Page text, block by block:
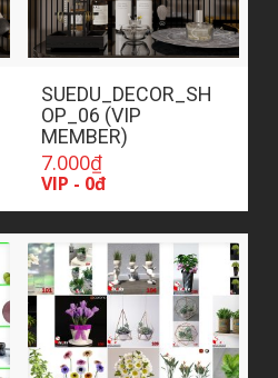
SUEDU_DECOR_SH
OP_06 (VIP
MEMBER)
7.000₫
VIP - 0đ